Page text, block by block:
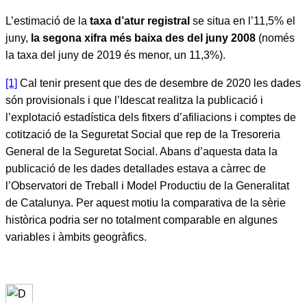
L’estimació de la taxa d’atur registral se situa en l’11,5% el
juny, la segona xifra més baixa des del juny 2008 (només
la taxa del juny de 2019 és menor, un 11,3%).
[1] Cal tenir present que des de desembre de 2020 les dades
són provisionals i que l’Idescat realitza la publicació i
l’explotació estadística dels fitxers d’afiliacions i comptes de
cotització de la Seguretat Social que rep de la Tresoreria
General de la Seguretat Social. Abans d’aquesta data la
publicació de les dades detallades estava a càrrec de
l’Observatori de Treball i Model Productiu de la Generalitat
de Catalunya. Per aquest motiu la comparativa de la sèrie
històrica podria ser no totalment comparable en algunes
variables i àmbits geogràfics.